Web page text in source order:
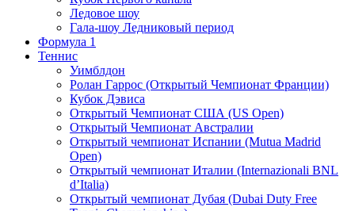
Ледовое шоу
Гала-шоу Ледниковый период
Формула 1
Теннис
Уимблдон
Ролан Гаррос (Открытый Чемпионат Франции)
Кубок Дэвиса
Открытый Чемпионат США (US Open)
Открытый Чемпионат Австралии
Открытый чемпионат Испании (Mutua Madrid
Open)
Открытый чемпионат Италии (Internazionali BNL
d’Italia)
Открытый чемпионат Дубая (Dubai Duty Free